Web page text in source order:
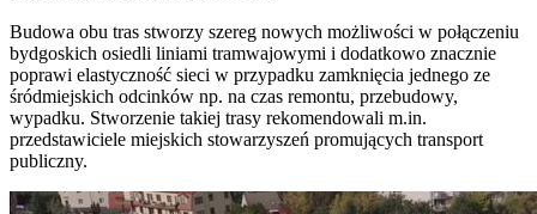
Budowa obu tras stworzy szereg nowych możliwości w połączeniu
bydgoskich osiedli liniami tramwajowymi i dodatkowo znacznie
poprawi elastyczność sieci w przypadku zamknięcia jednego ze
śródmiejskich odcinków np. na czas remontu, przebudowy,
wypadku. Stworzenie takiej trasy rekomendowali m.in.
przedstawiciele miejskich stowarzyszeń promujących transport
publiczny.